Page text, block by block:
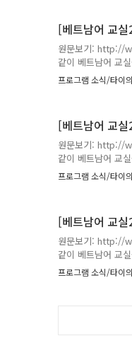
[베트남어 교
원문보기: http://
같이 베트남어 교
돈을 모으고 있어
/ 모으고 / 돈 (해
프로그램 소식/타이
[베트남어 교
원문보기: http://
같이 베트남어 교
사람이 많을수록
다/산/ -입니까?
프로그램 소식/타이
[베트남어 교
원문보기: http://
같이 베트남어 교
요. 콩 / 꼬 / 턴 /
신 **(주의)*** từ
프로그램 소식/타이